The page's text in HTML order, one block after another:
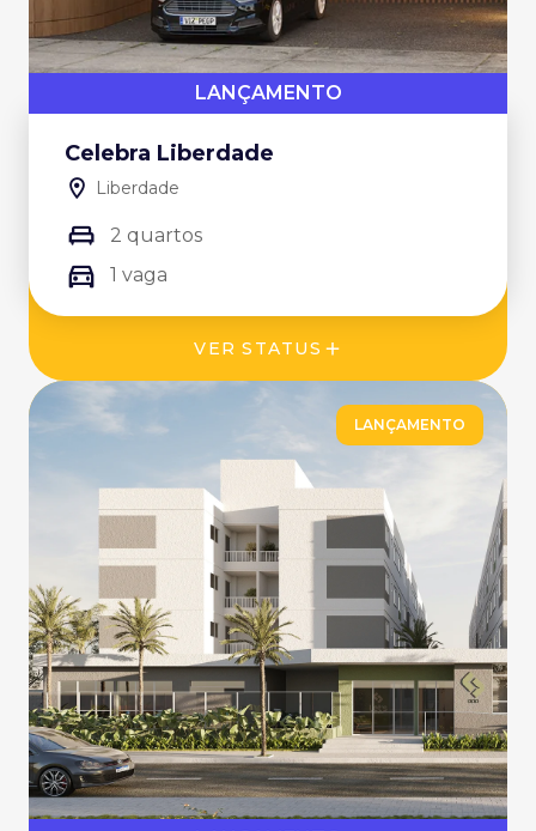
LANÇAMENTO
Celebra Liberdade
Liberdade
2 quartos
1 vaga
VER STATUS
LANÇAMENTO